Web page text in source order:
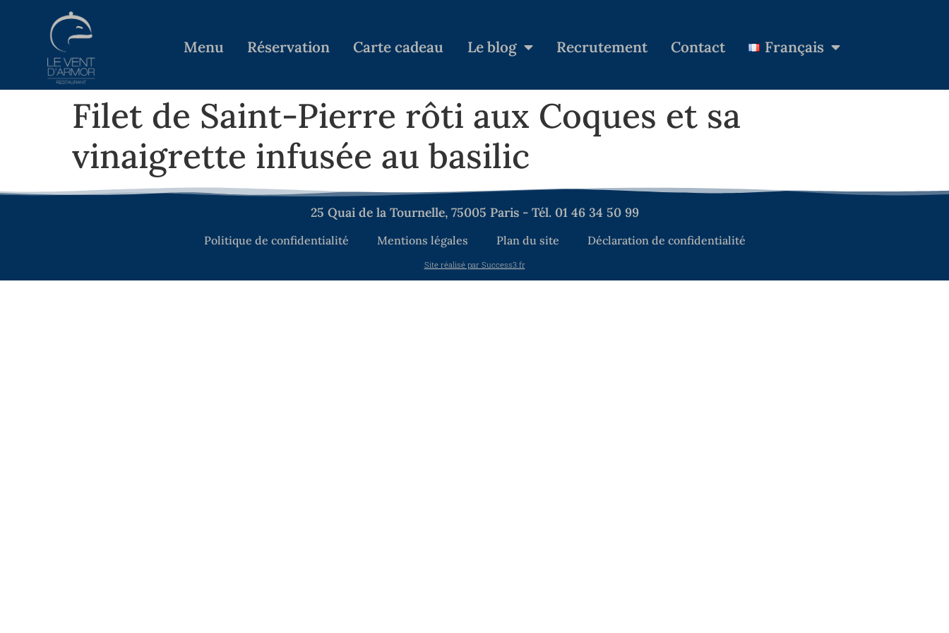
Menu Réservation Carte cadeau Le blog Recrutement Contact Français
Filet de Saint-Pierre rôti aux Coques et sa
vinaigrette infusée au basilic
25 Quai de la Tournelle, 75005 Paris - Tél. 01 46 34 50 99
Politique de confidentialité Mentions légales Plan du site Déclaration de confidentialité
Site réalisé par Success3.fr